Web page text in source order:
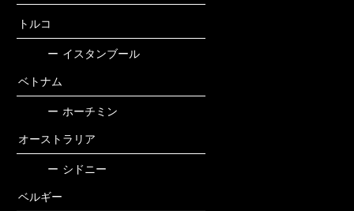
トルコ
ー イスタンブール
ベトナム
ー ホーチミン
オーストラリア
ー シドニー
ベルギー